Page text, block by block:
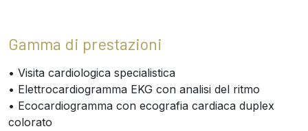
Gamma di prestazioni
• Visita cardiologica specialistica
• Elettrocardiogramma EKG con analisi del ritmo
• Ecocardiogramma con ecografia cardiaca duplex
colorato